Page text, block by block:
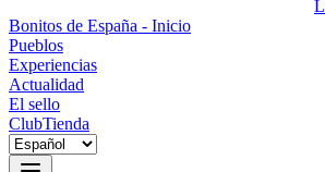
Bonitos de España - Inicio
Pueblos
Experiencias
Actualidad
El sello
ClubTienda